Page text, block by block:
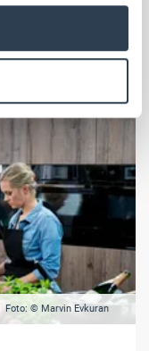
from your use
Foto: © Marvin Evkuran